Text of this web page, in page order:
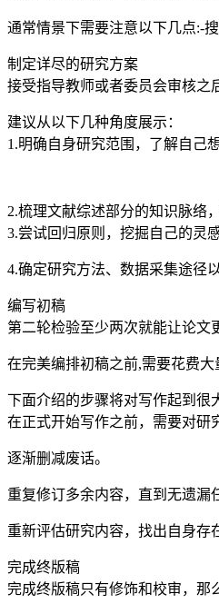
通常情景下需要注意以下几点:-
制定详尽的研究方案
接受指导教师或者委员会审核之
建议从以下几种角度展示：
1.明确自身研究范围，了解自己
2.梳理文献综述部分的知识脉络
3.尝试回归原则，挖掘自己的灵
4.确定研究方法、数据采集途径
编写初稿
第二轮检验至少两次就能让论文
在完美编排初稿之前,需要花费大
下面介绍的步骤将对写作起到很
在正式开始写作之前，需要对研
逐渐删减废话。
重复修订多余内容，直到无遗漏
重新评估研究内容，找出自身存
完成终版稿
完成终版稿只有修饰和校审，那